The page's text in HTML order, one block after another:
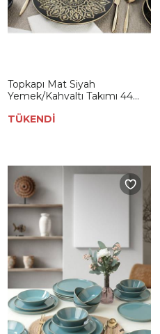
Topkapı Mat Siyah
Yemek/Kahvaltı Takımı 44
TÜKENDİ